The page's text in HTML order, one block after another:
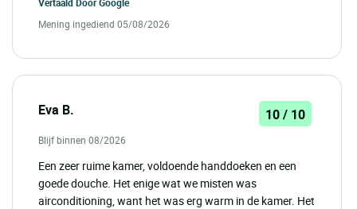
Mening ingediend 05/08/2026
Eva B. 10 / 10
Blijf binnen 08/2026
Een zeer ruime kamer, voldoende handdoeken en een
goede douche. Het enige wat we misten was
airconditioning, want het was erg warm in de kamer. Het